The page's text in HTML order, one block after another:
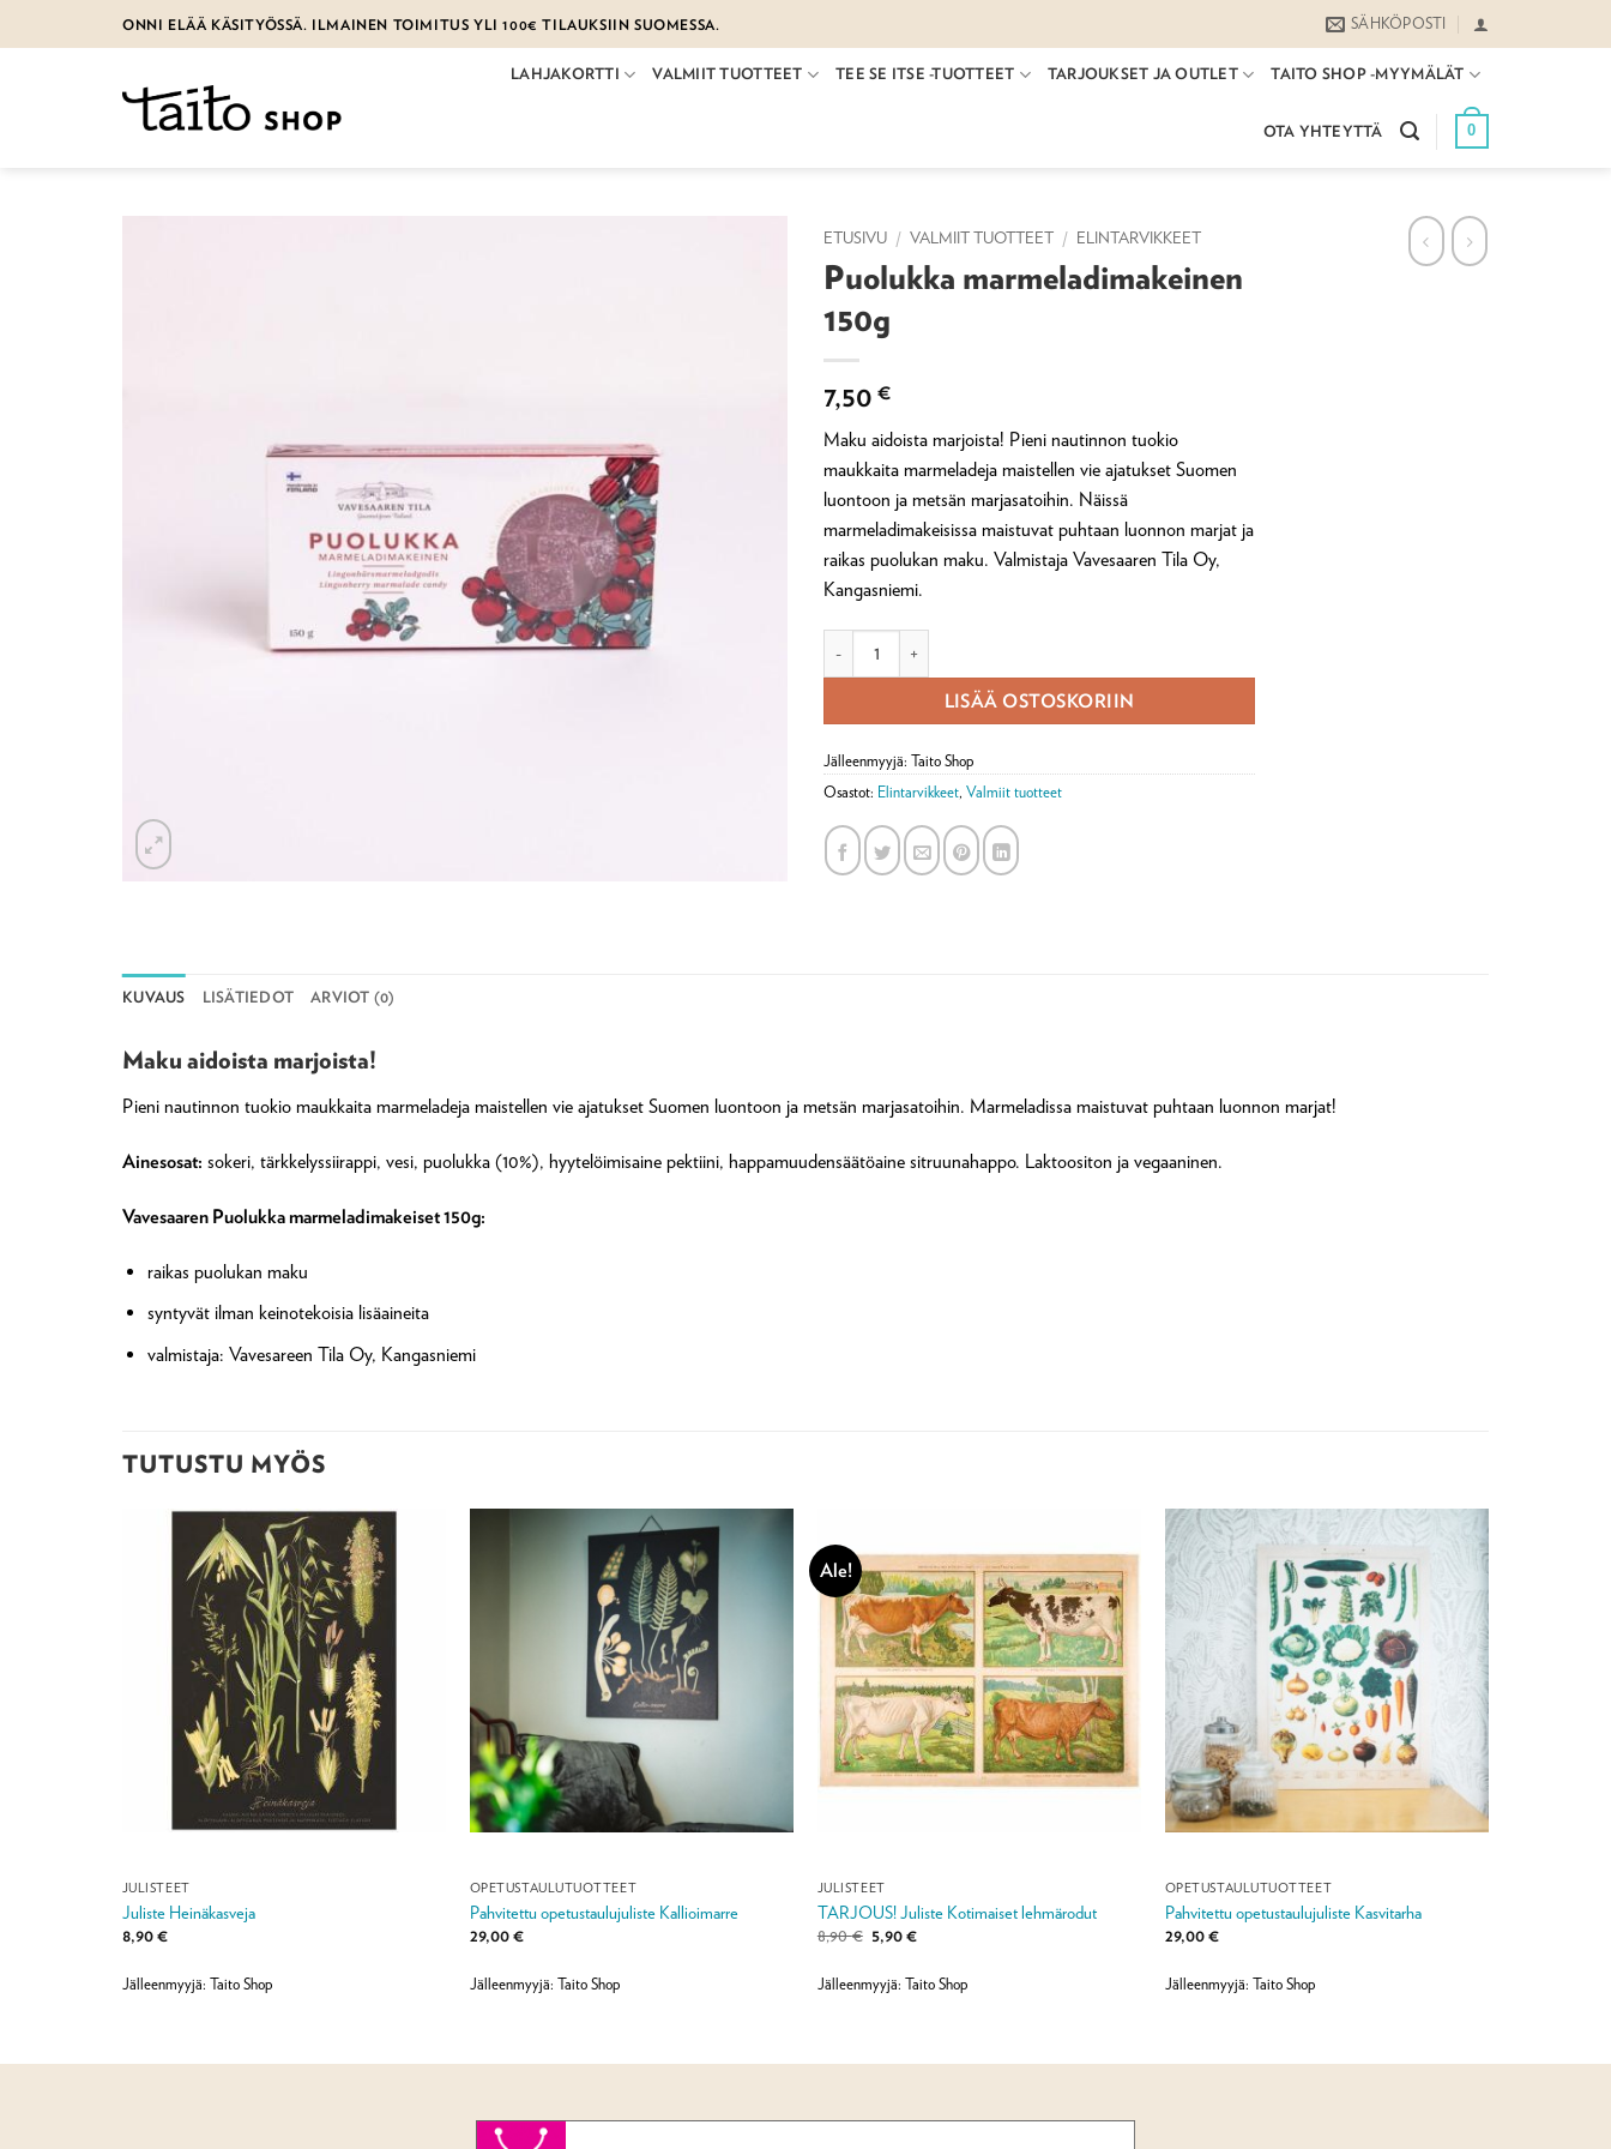
to
ONNI ELÄÄ KÄSITYÖSSÄ. ILMAINEN TOIMITUS YLI 100€ TILAUKSIIN SUOMESSA. SÄHKÖPOSTI
LAHJAKORTTI VALMIIT TUOTTEET TEE SE ITSE -TUOTTEET TARJOUKSET JA OUTLET TAITO SHOP -MYYMÄLÄT
OTA YHTEYTTÄ 0
ETUSIVU / VALMIIT TUOTTEET / ELINTARVIKKEET
Puolukka marmeladimakeinen
150g
7,50 €
Maku aidoista marjoista! Pieni nautinnon tuokio
maukkaita marmeladeja maistellen vie ajatukset Suomen
luontoon ja metsän marjasatoihin. Näissä
marmeladimakeisissa maistuvat puhtaan luonnon marjat ja
raikas puolukan maku. Valmistaja Vavesaaren Tila Oy,
Kangasniemi.
LISÄÄ OSTOSKORIIN
Jälleenmyyjä: Taito Shop
Osastot: Elintarvikkeet, Valmiit tuotteet
KUVAUS LISÄTIEDOT ARVIOT (0)
Maku aidoista marjoista!
Pieni nautinnon tuokio maukkaita marmeladeja maistellen vie ajatukset Suomen luontoon ja metsän marjasatoihin. Marmeladissa maistuvat puhtaan luonnon marjat!
Ainesosat: sokeri, tärkkelyssiirappi, vesi, puolukka (10%), hyytelöimisaine pektiini, happamuudensäätöaine sitruunahappo. Laktoositon ja vegaaninen.
Vavesaaren Puolukka marmeladimakeiset 150g:
raikas puolukan maku
syntyvät ilman keinotekoisia lisäaineita
valmistaja: Vavesareen Tila Oy, Kangasniemi
TUTUSTU MYÖS
JULISTEET
Juliste Heinäkasveja
8,90€
Jälleenmyyjä: Taito Shop
OPETUSTAULUTUOTTEET
Pahvitettu opetustaulujuliste Kallioimarre
29,00€
Jälleenmyyjä: Taito Shop
Ale!
JULISTEET
TARJOUS! Juliste Kotimaiset lehmärodut
8,90€ Alkuperäinen
hinta
8,90 €.
5,90€Nykyinen
5,90 €.
Jälleenmyyjä: Taito Shop
OPETUSTAULUTUOTTEET
Pahvitettu opetustaulujuliste Kasvitarha
29,00€
Jälleenmyyjä: Taito Shop